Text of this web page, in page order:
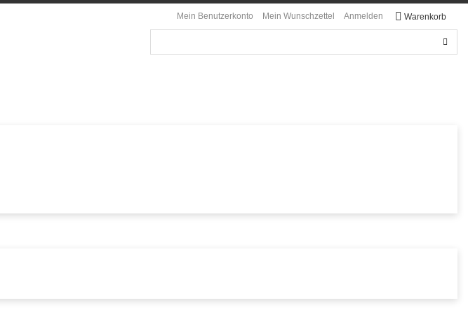
Warenkorb
Mein Benutzerkonto Mein Wunschzettel Anmelden